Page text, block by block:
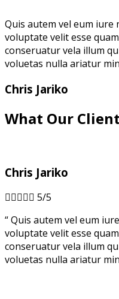
Quis autem vel eum
voluptate velit esse
conseruatur vela illum
voluetas nulla ariatur
Chris Jariko
What Our
Chris Jariko
 5/5
“ Quis autem vel eum
voluptate velit esse
conseruatur vela illum
voluetas nulla ariatur